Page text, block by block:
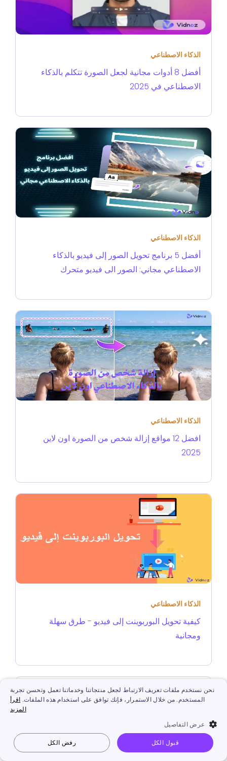
الذكاء الاصطناعي
أفضل 8 أدوات مجانية لجعل الصورة تتكلم بالذكاء
الاصطناعي في 2025
الذكاء الاصطناعي
أفضل 5 برنامج تحويل الصور إلى فيديو بالذكاء
الاصطناعي مجاني: الصور الى فيديو متحرك
الذكاء الاصطناعي
افضل 12 مواقع إزالة شخص من الصورة اون لاين
2025
الذكاء الاصطناعي
كيفية تحويل البوربوينت إلى فيديو - طرق سهلة
ومجانية
Vidnoz AI جعل الصورة تتكلم صورة إلى فيديو نص إلى فيديو
نحن نستخدم ملفات تعريف الارتباط لجعل منتجاتنا وخدماتنا تعمل وتحسن تجربة
المستخدم. من خلال الاستمرار، فإنك توافق على استخدام هذه الملفات. اقرأ
المزيد
عرض التفاصيل
قبول الكل رفض الكل